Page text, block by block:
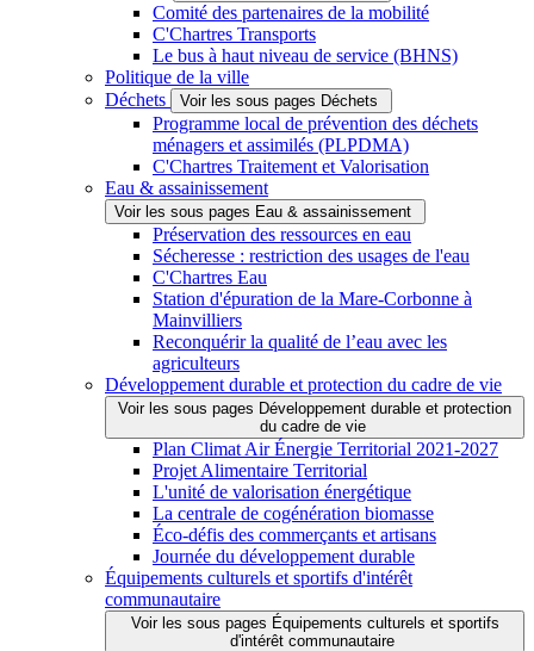
Comité des partenaires de la mobilité
C'Chartres Transports
Le bus à haut niveau de service (BHNS)
Politique de la ville
Déchets
Voir les sous pages Déchets
Programme local de prévention des déchets
ménagers et assimilés (PLPDMA)
C'Chartres Traitement et Valorisation
Eau & assainissement
Voir les sous pages Eau & assainissement
Préservation des ressources en eau
Sécheresse : restriction des usages de l'eau
C'Chartres Eau
Station d'épuration de la Mare-Corbonne à
Mainvilliers
Reconquérir la qualité de l’eau avec les
agriculteurs
Développement durable et protection du cadre de vie
Voir les sous pages Développement durable et protection
du cadre de vie
Plan Climat Air Énergie Territorial 2021-2027
Projet Alimentaire Territorial
L'unité de valorisation énergétique
La centrale de cogénération biomasse
Éco-défis des commerçants et artisans
Journée du développement durable
Équipements culturels et sportifs d'intérêt
communautaire
Voir les sous pages Équipements culturels et sportifs
d'intérêt communautaire